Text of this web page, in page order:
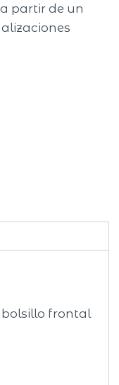
partir de un
bolsillo frontal